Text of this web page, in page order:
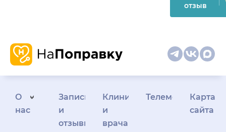
отзыв
О
нас
Запись
и
отзывы
Клиникам
и
врачам
Телемедицина
Карта
сайта